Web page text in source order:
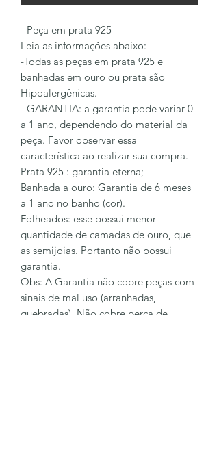
- Peça em prata 925
Leia as informações abaixo:
-Todas as peças em prata 925 e
banhadas em ouro ou prata são
Hipoalergênicas.
- GARANTIA: a garantia pode variar 0
a 1 ano, dependendo do material da
peça. Favor observar essa
característica ao realizar sua compra.
Prata 925 : garantia eterna;
Banhada a ouro: Garantia de 6 meses
a 1 ano no banho (cor).
Folheados: esse possui menor
quantidade de camadas de ouro, que
as semijoias. Portanto não possui
garantia.
Obs: A Garantia não cobre peças com
sinais de mal uso (arranhadas,
quebradas). Não cobre perca de